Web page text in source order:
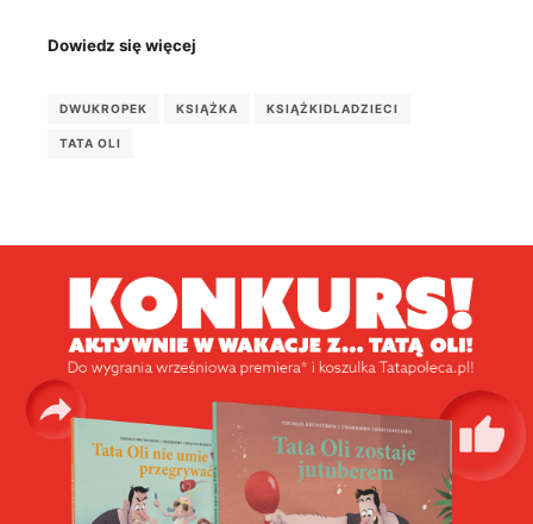
Dowiedz się więcej
DWUKROPEK KSIĄŻKA KSIĄŻKIDLADZIECI
TATA OLI